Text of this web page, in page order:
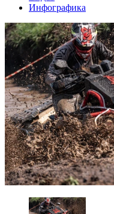
Инфографика